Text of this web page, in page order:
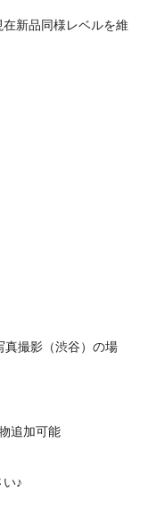
新品同様レベルを維
真撮影（渋谷）の場
追加可能
♪